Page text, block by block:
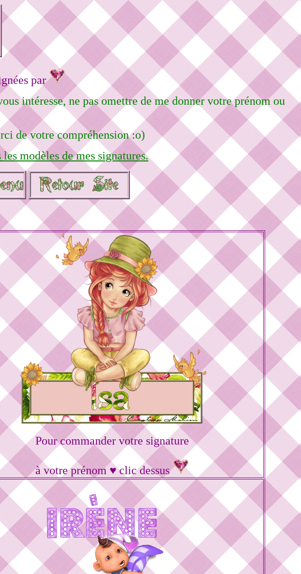
par
intéresse, ne pas omettre de me donner votre prénom ou
de votre compréhension :o)
modèles de mes signatures.
Pour commander votre signature
à votre prénom ♥ clic dessus